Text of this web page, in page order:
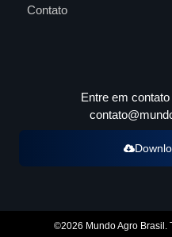
Contato
Entre em contato
©2026 Mundo Agro Brasil.